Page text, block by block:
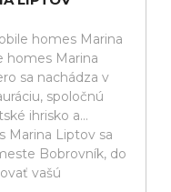
homes Marina
homes Marina
sa nachádza v
spoločnú
ihrisko a...
Marina Liptov sa
Bobrovník, do
vašú